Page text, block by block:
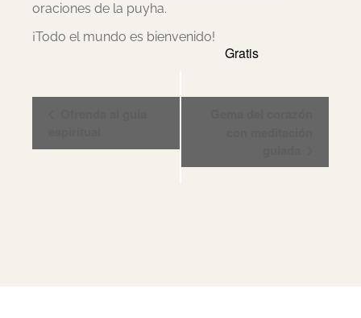
oraciones de la puyha.
¡Todo el mundo es bienvenido!
Gratis
Evento